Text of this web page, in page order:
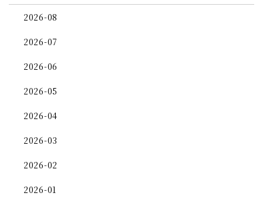
2026-08
2026-07
2026-06
2026-05
2026-04
2026-03
2026-02
2026-01